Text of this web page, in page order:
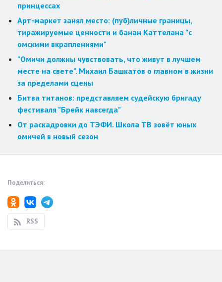
принцессах
Арт-маркет занял место: (пуб)личные границы,
тиражируемые ценности и банан Каттелана "с
омскими вкраплениями"
"Омичи должны чувствовать, что живут в лучшем
месте на свете". Михаил Башкатов о главном в жизни
за пределами сцены
Битва титанов: представляем судейскую бригаду
фестиваля "Брейк навсегда"
От раскадровки до ТЭФИ. Школа ТВ зовёт юных
омичей в новый сезон
Поделиться:
RSS